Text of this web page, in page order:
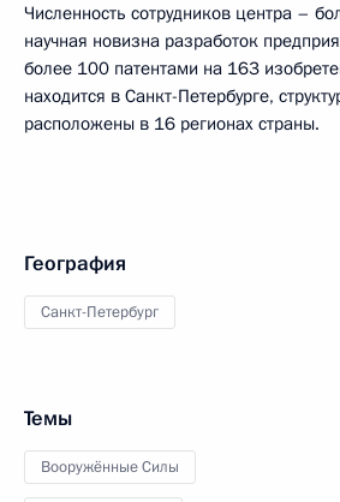
Численность сотрудников центра –
научная новизна разработок
более 100 патентами на 163
находится в Санкт-Петербурге,
расположены в 16 регионах страны.
География
Санкт-Петербург
Темы
Вооружённые Силы